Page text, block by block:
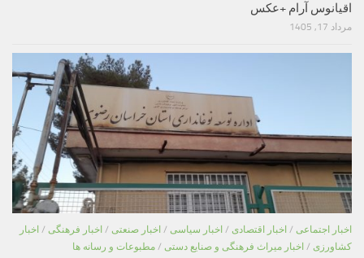
اقیانوس آرام +عکس
مرداد 17, 1405
اخبار اجتماعی / اخبار اقتصادی / اخبار سیاسی / اخبار صنعتی / اخبار فرهنگی / اخبار
کشاورزی / اخبار میراث فرهنگی و صنایع دستی / مطبوعات و رسانه ها